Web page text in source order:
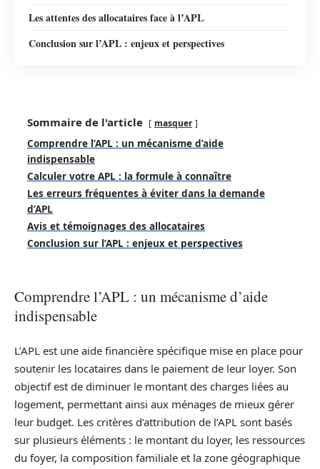
Les attentes des allocataires face à l’APL
Conclusion sur l’APL : enjeux et perspectives
Sommaire de l'article masquer
Comprendre l’APL : un mécanisme d’aide
indispensable
Calculer votre APL : la formule à connaître
Les erreurs fréquentes à éviter dans la demande
d’APL
Avis et témoignages des allocataires
Conclusion sur l’APL : enjeux et perspectives
Comprendre l’APL : un mécanisme d’aide
indispensable
L’APL est une aide financière spécifique mise en place pour
soutenir les locataires dans le paiement de leur loyer. Son
objectif est de diminuer le montant des charges liées au
logement, permettant ainsi aux ménages de mieux gérer
leur budget. Les critères d’attribution de l’APL sont basés
sur plusieurs éléments : le montant du loyer, les ressources
du foyer, la composition familiale et la zone géographique